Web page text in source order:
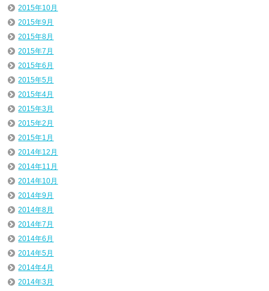
2015年10月
2015年9月
2015年8月
2015年7月
2015年6月
2015年5月
2015年4月
2015年3月
2015年2月
2015年1月
2014年12月
2014年11月
2014年10月
2014年9月
2014年8月
2014年7月
2014年6月
2014年5月
2014年4月
2014年3月